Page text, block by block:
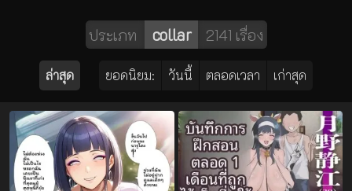
ประเภท collar 2141 เรื่อง
ล่าสุด ยอดนิยม: วันนี้ ตลอดเวลา เก่าสุด